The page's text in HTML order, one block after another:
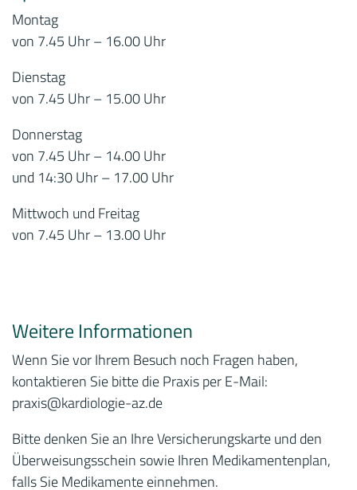
Montag
von 7.45 Uhr – 16.00 Uhr
Dienstag
von 7.45 Uhr – 15.00 Uhr
Donnerstag
von 7.45 Uhr – 14.00 Uhr
und 14:30 Uhr – 17.00 Uhr
Mittwoch und Freitag
von 7.45 Uhr – 13.00 Uhr
Weitere Informationen
Wenn Sie vor Ihrem Besuch noch Fragen haben,
kontaktieren Sie bitte die Praxis per E-Mail:
praxis@kardiologie-az.de
Bitte denken Sie an Ihre Versicherungskarte und den
Überweisungsschein sowie Ihren Medikamentenplan,
falls Sie Medikamente einnehmen.